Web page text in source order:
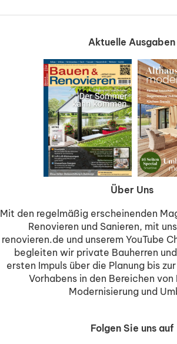
Aktuelle Ausgaben
Über Uns
Mit den regelmäßig erscheinenden
Renovieren und Sanieren, mit
renovieren.de und unserem YouTube
begleiten wir private Bauherren
ersten Impuls über die Planung bis
Vorhabens in den Bereichen von
Modernisierung und
Folgen Sie uns auf